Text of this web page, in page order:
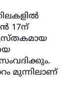
17ന്
മുന്നിലാണ്